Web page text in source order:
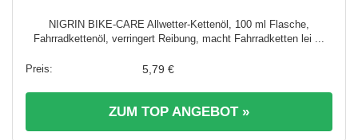
NIGRIN BIKE-CARE Allwetter-Kettenöl, 100 ml Flasche,
Fahrradkettenöl, verringert Reibung, macht Fahrradketten lei ...
5,79 €
ZUM TOP ANGEBOT »